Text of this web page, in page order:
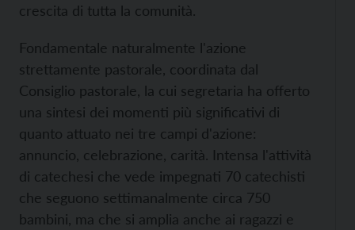
crescita di tutta la comunità.
Fondamentale naturalmente l'azione
strettamente pastorale, coordinata dal
Consiglio pastorale, la cui segretaria ha offerto
una sintesi dei momenti più significativi di
quanto attuato nei tre campi d'azione:
annuncio, celebrazione, carità. Intensa l'attività
di catechesi che vede impegnati 70 catechisti
che seguono settimanalmente circa 750
bambini, ma che si amplia anche ai ragazzi e